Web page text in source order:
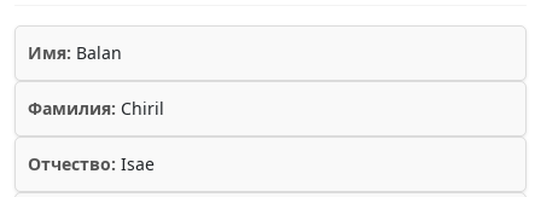
Имя: Balan
Фамилия: Chiril
Отчество: Isae